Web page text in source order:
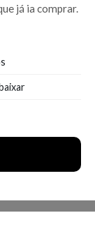
já ia comprar.